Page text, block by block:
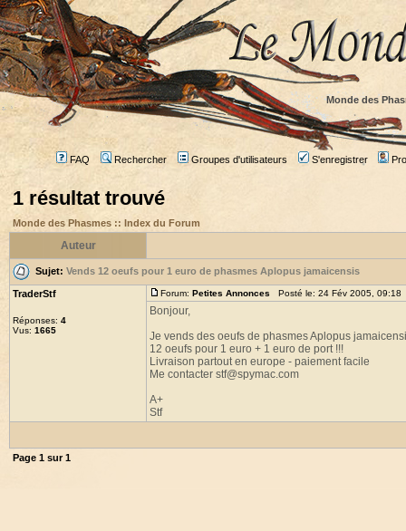
Monde des
FAQ Rechercher Groupes d'utilisateurs S'enregistrer
1 résultat trouvé
Monde des Phasmes :: Index du Forum
Auteur
Sujet: Vends 12 oeufs pour 1 euro de phasmes Aplopus jamaicensis
TraderStf
Réponses: 4
Vus: 1665
Forum: Petites Annonces Posté le: 24 Fév 2005,
Bonjour,
Je vends des oeufs de phasmes Aplopus
12 oeufs pour 1 euro + 1 euro de port !!!
Livraison partout en europe - paiement facile
Me contacter stf@spymac.com
A+
Stf
Page 1 sur1